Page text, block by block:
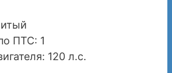
ПТС: 1
120 л.с.